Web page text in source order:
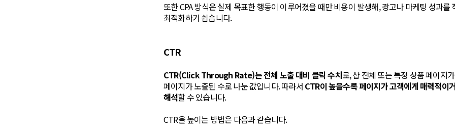
또한 CPA 방식은 실제 목표한 행동이 이루어졌을 때만 비용이 발생해, 광고나 마케팅 성과를
최적화하기 쉽습니다.
CTR
CTR(Click Through Rate)는 전체 노출 대비 클릭 수치로, 샵 전체 또는 특정 상품 페이지
페이지가 노출된 수로 나눈 값입니다. 따라서 CTR이 높을수록 페이지가 고객에게 매력적이
해석할 수 있습니다.
CTR을 높이는 방법은 다음과 같습니다.